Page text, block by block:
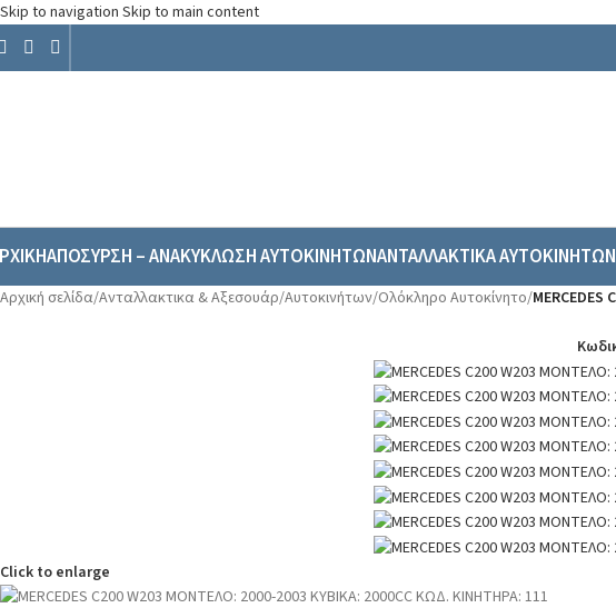
Skip to navigation Skip to main content
ΑΠΟΣΥΡΣΗ – ΑΝΑΚΥΚΛΩΣΗ ΑΥΤΟΚΙΝΗΤΩΝΑΝΤΑΛΛΑΚΤΙΚΑ ΑΥΤΟΚΙΝΗΤΩΝ
Αρχική σελίδα/Ανταλλακτικα & Αξεσουάρ/Αυτοκινήτων/Ολόκληρο Αυτοκίνητο/
Click to enlarge